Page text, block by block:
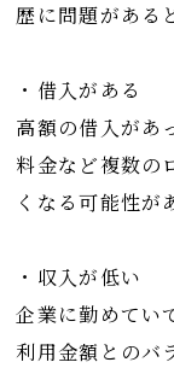
歴に問題がある
・借入がある
高額の借入があ
料金など複数の
くなる可能性が
・収入が低い
企業に勤めてい
利用金額とのバ